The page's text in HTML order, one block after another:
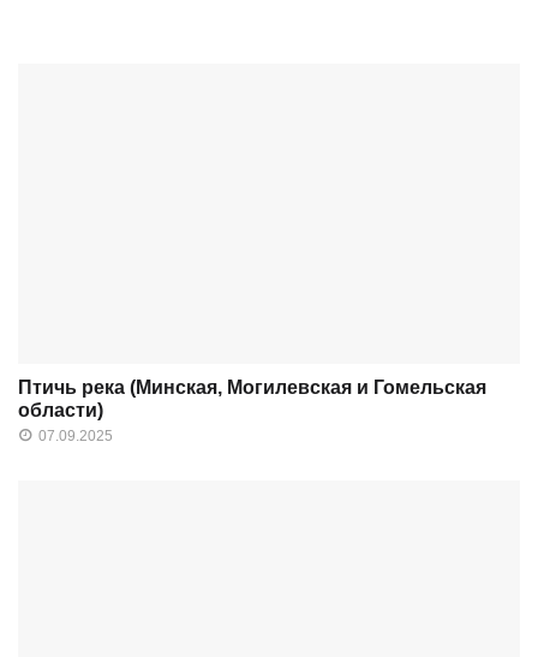
Птичь река (Минская, Могилевская и Гомельская
области)
07.09.2025